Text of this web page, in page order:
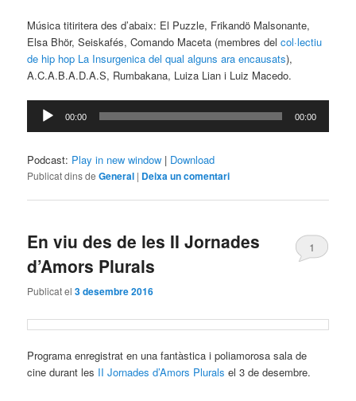
Música titiritera des d’abaix: El Puzzle, Frikandö Malsonante,
Elsa Bhör, Seiskafés, Comando Maceta (membres delcol·lectiu
de hip hop La Insurgenica del qual alguns ara encausats),
A.C.A.B.A.D.A.S, Rumbakana, Luiza Lian i Luiz Macedo.
Reproductor
d'àudio
00:00 00:00
Podcast: Play in new window | Download
Publicat dins de General | Deixa un comentari
En viu des de les II Jornades
d’Amors Plurals
Publicat el3 desembre 2016
1
Programa enregistrat en una fantàstica i poliamorosa sala de
cine durant les II Jornades d’Amors Plurals el 3 de desembre.